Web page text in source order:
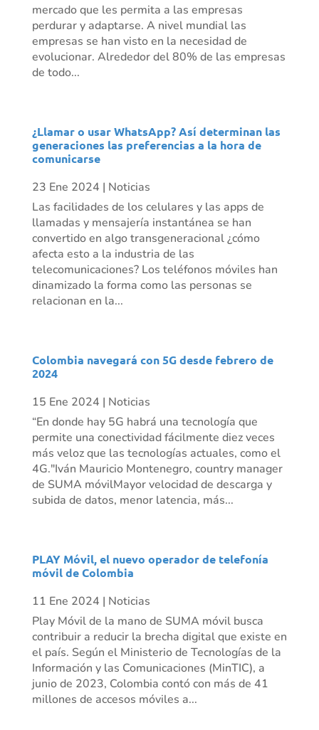
mercado que les permita a las empresas
perdurar y adaptarse. A nivel mundial las
empresas se han visto en la necesidad de
evolucionar. Alrededor del 80% de las empresas
de todo...
¿Llamar o usar WhatsApp? Así determinan las
generaciones las preferencias a la hora de
comunicarse
23 Ene 2024 | Noticias
Las facilidades de los celulares y las apps de
llamadas y mensajería instantánea se han
convertido en algo transgeneracional ¿cómo
afecta esto a la industria de las
telecomunicaciones? Los teléfonos móviles han
dinamizado la forma como las personas se
relacionan en la...
Colombia navegará con 5G desde febrero de
2024
15 Ene 2024 | Noticias
“En donde hay 5G habrá una tecnología que
permite una conectividad fácilmente diez veces
más veloz que las tecnologías actuales, como el
4G."Iván Mauricio Montenegro, country manager
de SUMA móvilMayor velocidad de descarga y
subida de datos, menor latencia, más...
PLAY Móvil, el nuevo operador de telefonía
móvil de Colombia
11 Ene 2024 | Noticias
Play Móvil de la mano de SUMA móvil busca
contribuir a reducir la brecha digital que existe en
el país. Según el Ministerio de Tecnologías de la
Información y las Comunicaciones (MinTIC), a
junio de 2023, Colombia contó con más de 41
millones de accesos móviles a...